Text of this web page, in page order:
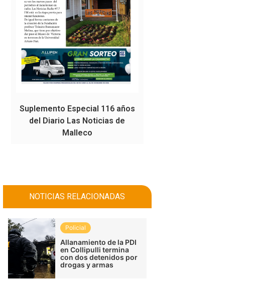
Suplemento Especial 116 años
del Diario Las Noticias de
Malleco
NOTICIAS RELACIONADAS
Policial
Allanamiento de la PDI
en Collipulli termina
con dos detenidos por
drogas y armas